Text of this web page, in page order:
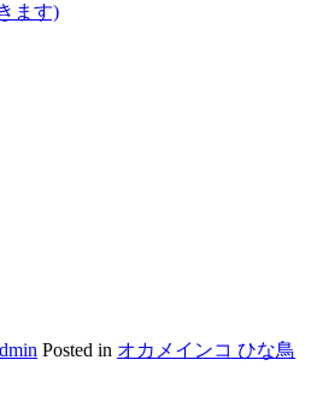
ます)
Posted in オカメインコ ひな鳥